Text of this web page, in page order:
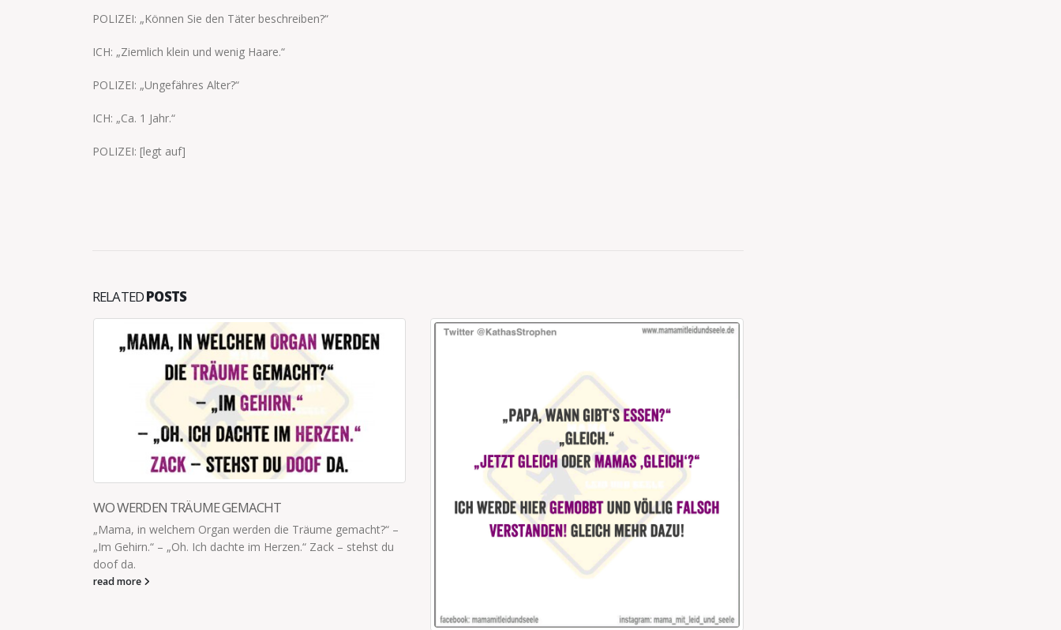
POLIZEI: „Können Sie den Täter beschreiben?“
ICH: „Ziemlich klein und wenig Haare.“
POLIZEI: „Ungefähres Alter?“
ICH: „Ca. 1 Jahr.“
POLIZEI: [legt auf]
RELATEDPOSTS
gemacht?“ –
Zack – stehst du